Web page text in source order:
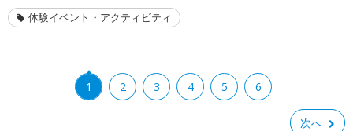
体験イベント・アクティビティ
1 2 3 4 5 6
次へ